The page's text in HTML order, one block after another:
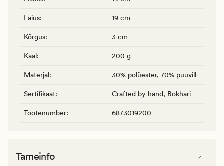
Laius: 19 cm
Kõrgus: 3 cm
Kaal: 200 g
Materjal: 30% polüester, 70% puuvill
Sertifikaat: Crafted by hand, Bokhari
Tootenumber: 6873019200
Tarneinfo